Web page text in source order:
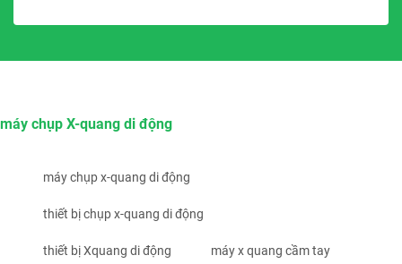
máy chụp X-quang di động
máy chụp x-quang di động
thiết bị chụp x-quang di động
thiết bị Xquang di động máy x quang cầm tay